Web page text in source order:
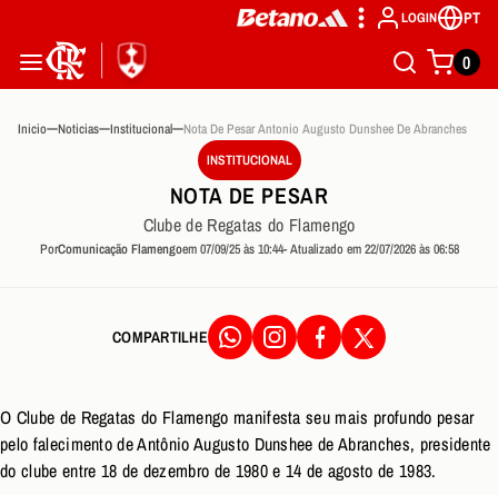
LOGIN PT
0
Inicio Noticias Institucional
Nota De Pesar Antonio Augusto Dunshee De Abranches
INSTITUCIONAL
NOTA DE PESAR
Clube de Regatas do Flamengo
PorComunicação Flamengoem 07/09/25 às 10:44- Atualizado em 22/07/2026 às 06:58
COMPARTILHE
O Clube de Regatas do Flamengo manifesta seu mais profundo pesar
pelo falecimento de Antônio Augusto Dunshee de Abranches, presidente
do clube entre 18 de dezembro de 1980 e 14 de agosto de 1983.